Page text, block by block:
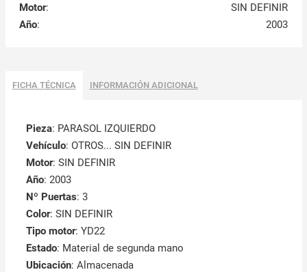
Motor:
SIN DEFINIR
Año: 2003
FICHA TÉCNICA INFORMACIÓN ADICIONAL
Pieza: PARASOL IZQUIERDO
Vehículo: OTROS... SIN DEFINIR
Motor: SIN DEFINIR
Año: 2003
Nº Puertas: 3
Color: SIN DEFINIR
Tipo motor: YD22
Estado: Material de segunda mano
Ubicación: Almacenada